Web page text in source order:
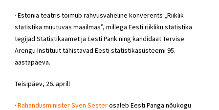
· Estonia teatris toimub rahvusvaheline konverents „Riiklik
statistika muutuvas maailmas”, millega Eesti riikliku statistika
tegijad Statistikaamet ja Eesti Pank ning kandidaat Tervise
Arengu Instituut tähistavad Eesti statistikasüsteemi 95.
aastapäeva.
Teisipäev, 26. aprill
· Rahandusminister Sven Sesterosaleb Eesti Panga nõukogu